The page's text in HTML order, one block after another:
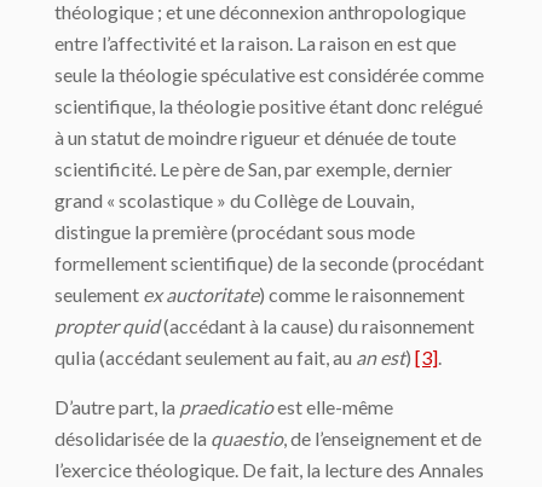
théologique ; et une déconnexion anthropologique
entre l’affectivité et la raison. La raison en est que
seule la théologie spéculative est considérée comme
scientifique, la théologie positive étant donc relégué
à un statut de moindre rigueur et dénuée de toute
scientificité. Le père de San, par exemple, dernier
grand « scolastique » du Collège de Louvain,
distingue la première (procédant sous mode
formellement scientifique) de la seconde (procédant
seulement ex auctoritate) comme le raisonnement
propter quid(accédant à la cause) du raisonnement
quIia (accédant seulement au fait, au an est) [3]
D’autre part, la praedicatioest elle-même
désolidarisée de la quaestio, de l’enseignement et de
l’exercice théologique. De fait, la lecture des Annales